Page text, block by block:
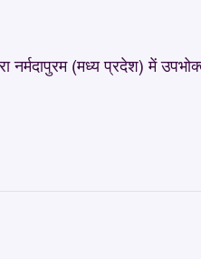
नर्मदापुरम (मध्य प्रदेश) में